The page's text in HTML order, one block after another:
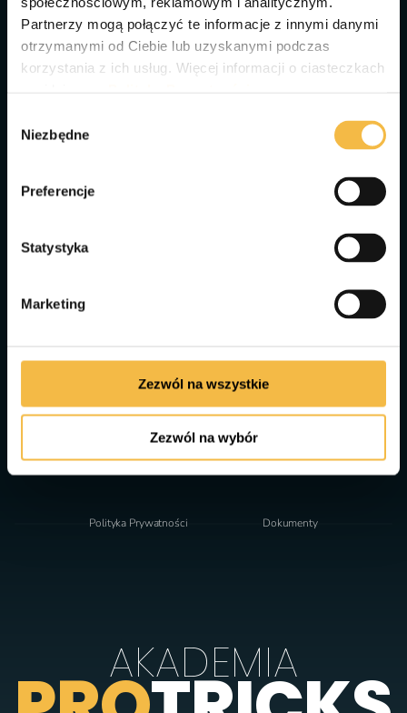
Partnerzy mogą połączyć te informacje z innymi danymi
otrzymanymi od Ciebie lub uzyskanymi podczas
korzystania z ich usług. Więcej informacji o ciasteczkach
zgody
Niezbędne
Preferencje
Statystyka
Marketing
Zezwól na wszystkie
Zezwól na wybór
Lokalizacje
Ochotnica Górna
O Nas
Pytania I Odpowiedzi
Kontakt
+48 699 829 573
wytrwałości, samodyscypliny i odpowiedzialności, tworząc przestrzeń
podejmowali życiowe wyzwania z odwagą, radością i zaangażowaniem,
kochając aktywny styl życia.
"
Polityka Prywatności Dokumenty
AKADEMIA